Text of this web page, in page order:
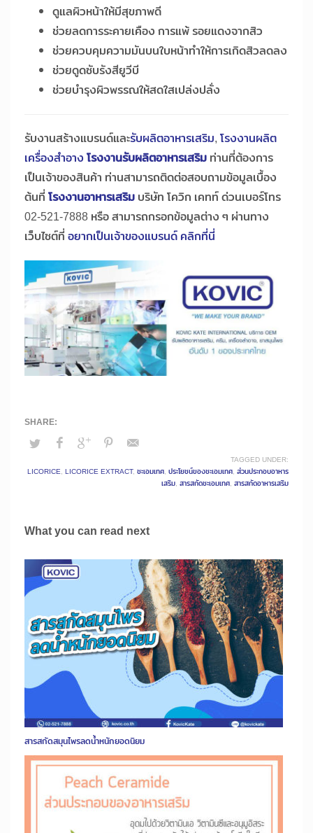
ดูแลผิวหน้าให้มีสุขภาพดี
ช่วยลดการระคายเคือง การแพ้ รอยแดงจากสิว
ช่วยควบคุมความมันบนใบหน้าทำให้การเกิดสิวลดลง
ช่วยดูดซับรังสียูวีบี
ช่วยบำรุงผิวพรรณให้สดใสเปล่งปลั่ง
รับงานสร้างแบรนด์และรับผลิตอาหารเสริม, โรงงานผลิต
เครื่องสำอาง โรงงานรับผลิตอาหารเสริม ท่านที่ต้องการ
เป็นเจ้าของสินค้า ท่านสามารถติดต่อสอบถามข้อมูลเบื้อง
ต้นที่ โรงงานอาหารเสริม บริษัท โควิก เคทท์ ด่วนเบอร์โทร
02-521-7888 หรือ สามารถกรอกข้อมูลต่าง ๆ ผ่านทาง
เว็บไซต์ที่ อยากเป็นเจ้าของแบรนด์ คลิกที่นี่
TAGGED UNDER:
LICORICE, LICORICE EXTRACT, ชะเอมเทศ, ประโยชน์ของชะเอมเทศ, ส่วนประกอบอาหาร
เสริม, สารสกัดชะเอมเทศ, สารสกัดอาหารเสริม
What you can read next
สารสกัดสมุนไพรลดน้ำหนักยอดนิยม